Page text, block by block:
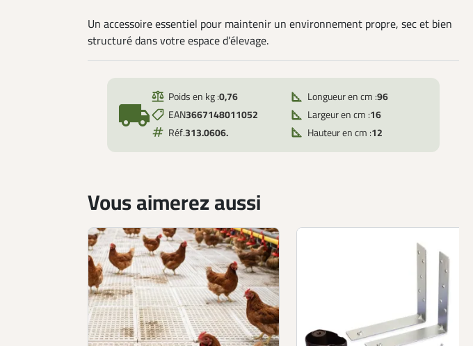
Un accessoire essentiel pour maintenir un environnement propre, sec et bien
structuré dans votre espace d’élevage.
local_shipping
Poids en kg :0,76
EAN3667148011052
Réf.313.0606.
Longueur en cm :96
Largeur en cm :16
Hauteur en cm :12
Vous aimerez aussi